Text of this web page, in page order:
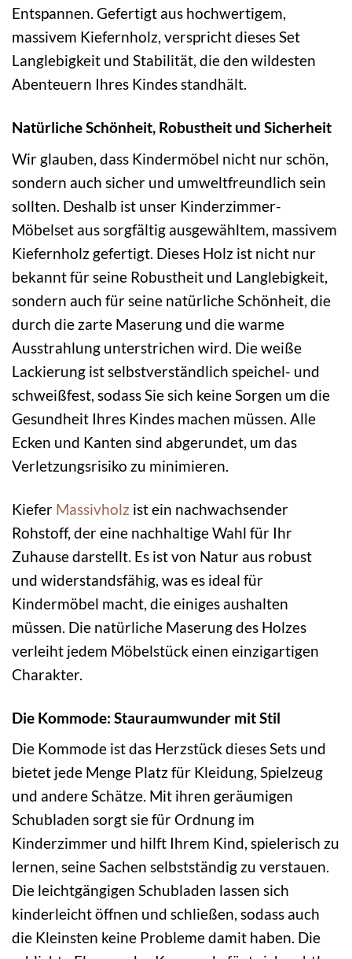
Entspannen. Gefertigt aus hochwertigem,
massivem Kiefernholz, verspricht dieses Set
Langlebigkeit und Stabilität, die den wildesten
Abenteuern Ihres Kindes standhält.
Natürliche Schönheit, Robustheit und Sicherheit
Wir glauben, dass Kindermöbel nicht nur schön,
sondern auch sicher und umweltfreundlich sein
sollten. Deshalb ist unser Kinderzimmer-
Möbelset aus sorgfältig ausgewähltem, massivem
Kiefernholz gefertigt. Dieses Holz ist nicht nur
bekannt für seine Robustheit und Langlebigkeit,
sondern auch für seine natürliche Schönheit, die
durch die zarte Maserung und die warme
Ausstrahlung unterstrichen wird. Die weiße
Lackierung ist selbstverständlich speichel- und
schweißfest, sodass Sie sich keine Sorgen um die
Gesundheit Ihres Kindes machen müssen. Alle
Ecken und Kanten sind abgerundet, um das
Verletzungsrisiko zu minimieren.
Kiefer Massivholz ist ein nachwachsender
Rohstoff, der eine nachhaltige Wahl für Ihr
Zuhause darstellt. Es ist von Natur aus robust
und widerstandsfähig, was es ideal für
Kindermöbel macht, die einiges aushalten
müssen. Die natürliche Maserung des Holzes
verleiht jedem Möbelstück einen einzigartigen
Charakter.
Die Kommode: Stauraumwunder mit Stil
Die Kommode ist das Herzstück dieses Sets und
bietet jede Menge Platz für Kleidung, Spielzeug
und andere Schätze. Mit ihren geräumigen
Schubladen sorgt sie für Ordnung im
Kinderzimmer und hilft Ihrem Kind, spielerisch zu
lernen, seine Sachen selbstständig zu verstauen.
Die leichtgängigen Schubladen lassen sich
kinderleicht öffnen und schließen, sodass auch
die Kleinsten keine Probleme damit haben. Die